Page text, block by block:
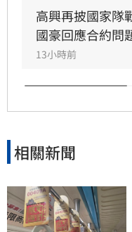
價值在於國際交
一級球隊及菲律
受高水準對決。
高興再披國家隊
國豪回應合約問
13小時前
相關新聞